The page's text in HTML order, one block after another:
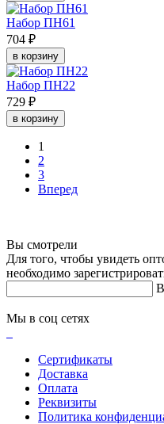
Набор ПН61
704 ₽
в корзину
Набор ПН22
729 ₽
в корзину
1
2
3
Вперед
Вы смотрели
Для того, чтобы увидеть
необходимо
Мы в соц сетях
Сертификаты
Доставка
Оплата
Реквизиты
Политика